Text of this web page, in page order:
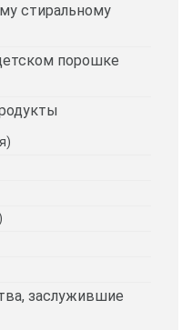
стиральному
порошке
заслужившие